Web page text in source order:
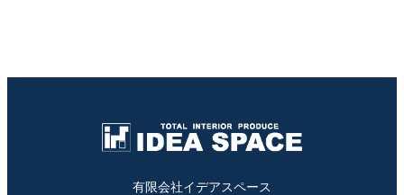
有限会社イデアスペース